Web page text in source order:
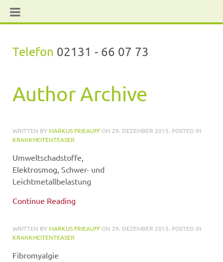
Telefon 02131 - 66 07 73
Author Archive
WRITTEN BYMARKUS FRIEAUFF ON 29. DEZEMBER 2015. POSTED IN
KRANKHEITENTEASER
Umweltschadstoffe,
Elektrosmog, Schwer- und
Leichtmetallbelastung
Continue Reading
WRITTEN BYMARKUS FRIEAUFF ON 29. DEZEMBER 2015. POSTED IN
KRANKHEITENTEASER
Fibromyalgie